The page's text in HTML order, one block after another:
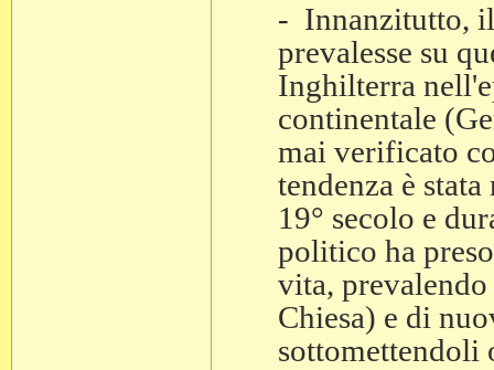
- Innanzitutto,
prevalesse su
Inghilterra
continentale
mai verificato
tendenza è
19° secolo e
politico ha
vita,
Chiesa) e di